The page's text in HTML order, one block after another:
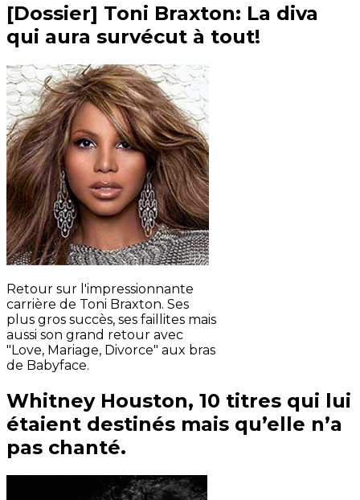
[Dossier] Toni Braxton: La diva
qui aura survécut à tout!
Retour sur l'impressionnante
carrière de Toni Braxton. Ses
plus gros succès, ses faillites mais
aussi son grand retour avec
"Love, Mariage, Divorce" aux bras
de Babyface.
Whitney Houston, 10 titres qui lui
étaient destinés mais qu’elle n’a
pas chanté.